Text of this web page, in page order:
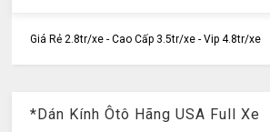
Giá Rẻ 2.8tr/xe - Cao Cấp 3.5tr/xe - Vip 4.8tr/xe
*Dán Kính Ôtô Hãng USA Full Xe